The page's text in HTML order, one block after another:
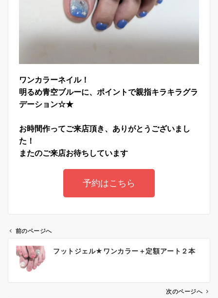
ワンカラーネイル！
明るめ青空ブルーに、ポイントで親指キラキラグラ
デーション☆★
お時間作ってご来店頂き、ありがとうございまし
た！
またのご来店お待ちしています
予約はこちら
前のページへ
フットジェル★ワンカラー＋定額アート２本
次のページへ